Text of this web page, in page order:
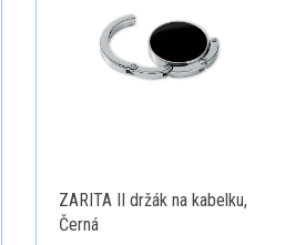
ZARITA II držák na kabelku,
Černá